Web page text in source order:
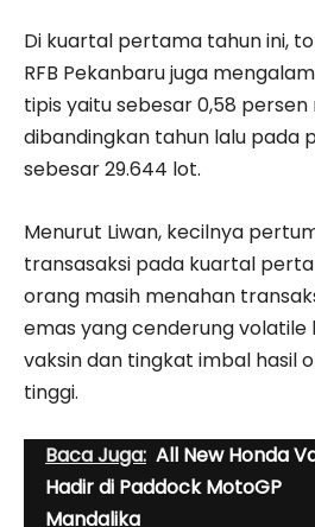
Di kuartal pertama tahun ini,
RFB Pekanbaru juga
tipis yaitu sebesar 0,58 persen
dibandingkan tahun lalu pada
sebesar 29.644 lot.
Menurut Liwan, kecilnya
transasaksi pada kuartal
orang masih menahan
emas yang cenderung
vaksin dan tingkat imbal hasil
tinggi.
Baca Juga: All New Honda
Hadir di Paddock MotoGP
Mandalika